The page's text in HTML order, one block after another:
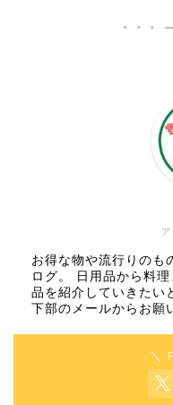
お得な物や流行りのも
ログ。 日用品から料
品を紹介していきたい
下部のメールからお願
＼